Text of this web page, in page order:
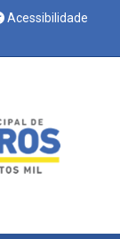
Acessibilidade